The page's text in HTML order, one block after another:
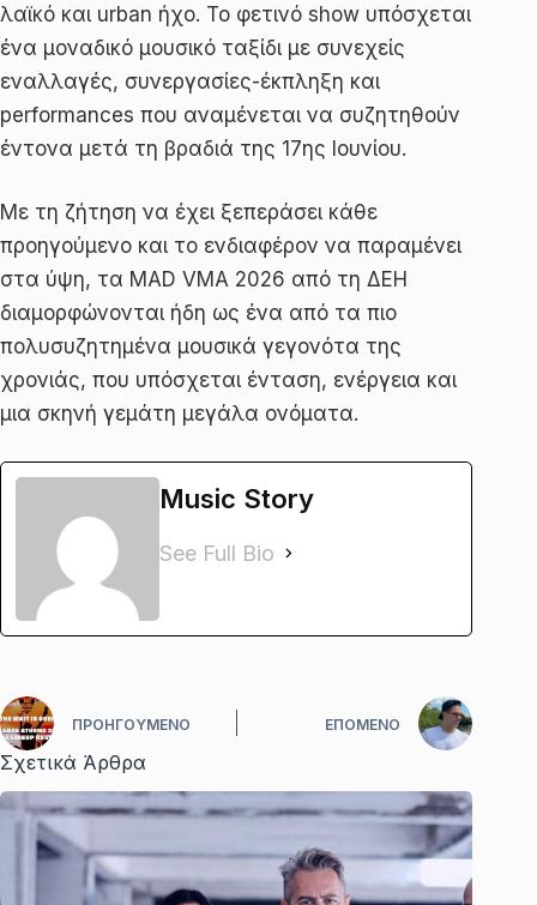
λαϊκό και urban ήχο. Το φετινό show υπόσχεται
ένα μοναδικό μουσικό ταξίδι με συνεχείς
εναλλαγές, συνεργασίες-έκπληξη και
performances που αναμένεται να συζητηθούν
έντονα μετά τη βραδιά της 17ης Ιουνίου.
Με τη ζήτηση να έχει ξεπεράσει κάθε
προηγούμενο και το ενδιαφέρον να παραμένει
στα ύψη, τα MAD VMA 2026 από τη ΔΕΗ
διαμορφώνονται ήδη ως ένα από τα πιο
πολυσυζητημένα μουσικά γεγονότα της
χρονιάς, που υπόσχεται ένταση, ενέργεια και
μια σκηνή γεμάτη μεγάλα ονόματα.
Music Story
See Full Bio
ΠΡΟΗΓΟΎΜΕΝΟ ΕΠΌΜΕΝΟ
Σχετικά Άρθρα